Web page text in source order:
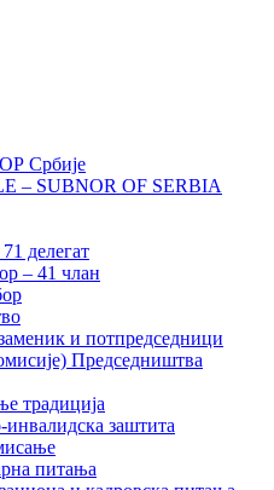
Србије
– SUBNOR OF SERBIA
делегат
– 41 члан
и потпредседници
Председништва
традиција
инвалидска заштита
питања